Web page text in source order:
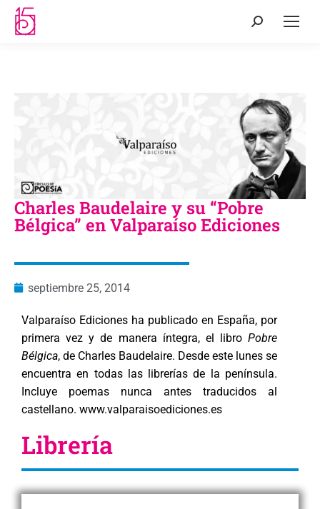
Charles Baudelaire y su “Pobre
Bélgica” en Valparaíso Ediciones
septiembre 25, 2014
Valparaíso Ediciones ha publicado en España, por
primera vez y de manera íntegra, el libro Pobre
Bélgica, de Charles Baudelaire. Desde este lunes se
encuentra en todas las librerías de la península.
Incluye poemas nunca antes traducidos al
castellano. www.valparaisoediciones.es
Librería